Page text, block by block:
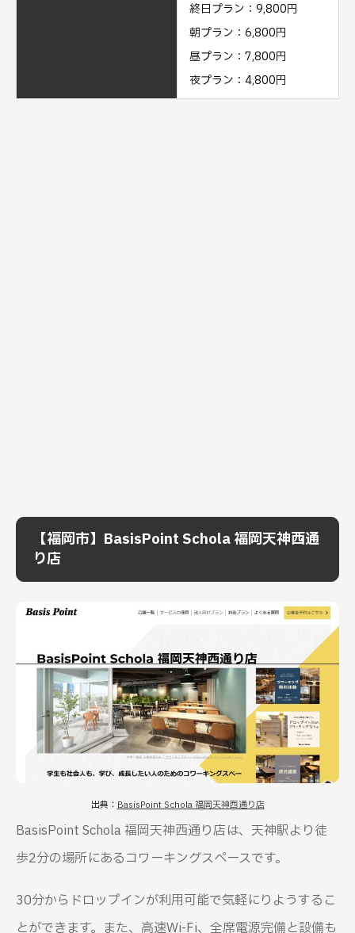
終日プラン：9,800円
朝プラン：6,800円
昼プラン：7,800円
夜プラン：4,800円
【福岡市】BasisPoint Schola 福岡天神西通
り店
出典： BasisPoint Schola 福岡天神西通り店
BasisPoint Schola 福岡天神西通り店は、天神駅より徒
歩2分の場所にあるコワーキングスペースです。
30分からドロップインが利用可能で気軽にりようするこ
とができます。また、高速Wi-Fi、全席電源完備と設備も